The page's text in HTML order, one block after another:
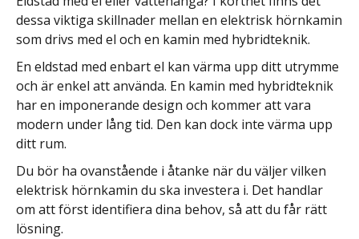
dessa viktiga skillnader mellan en elektrisk hörnkamin
som drivs med el och en kamin med hybridteknik.
En eldstad med enbart el kan värma upp ditt utrymme
och är enkel att använda. En kamin med hybridteknik
har en imponerande design och kommer att vara
modern under lång tid. Den kan dock inte värma upp
ditt rum.
Du bör ha ovanstående i åtanke när du väljer vilken
elektrisk hörnkamin du ska investera i. Det handlar
om att först identifiera dina behov, så att du får rätt
lösning.